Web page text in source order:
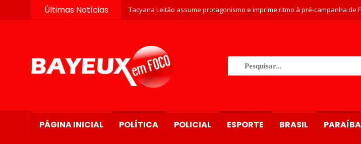
Últimas Notícias Tacyana Leitão assume protagonismo e imprime ritmo à pré-campanha de
PÁGINA INICIAL POLÍTICA POLICIAL ESPORTE BRASIL PARAÍBA